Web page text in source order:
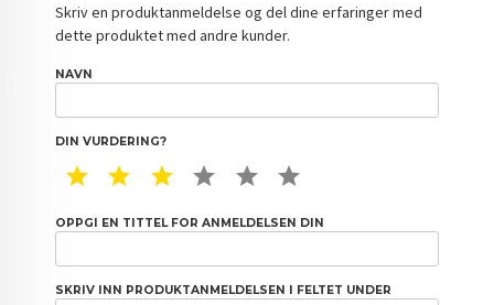
Skriv en produktanmeldelse og del dine erfaringer med
dette produktet med andre kunder.
NAVN
DIN VURDERING?
1 STAR2 STAR3 STAR4 STAR5 STAR
OPPGI EN TITTEL FOR ANMELDELSEN DIN
SKRIV INN PRODUKTANMELDELSEN I FELTET UNDER